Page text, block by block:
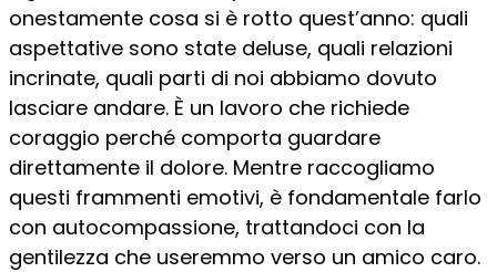
onestamente cosa si è rotto quest’anno: quali
aspettative sono state deluse, quali relazioni
incrinate, quali parti di noi abbiamo dovuto
lasciare andare. È un lavoro che richiede
coraggio perché comporta guardare
direttamente il dolore. Mentre raccogliamo
questi frammenti emotivi, è fondamentale farlo
con autocompassione, trattandoci con la
gentilezza che useremmo verso un amico caro.